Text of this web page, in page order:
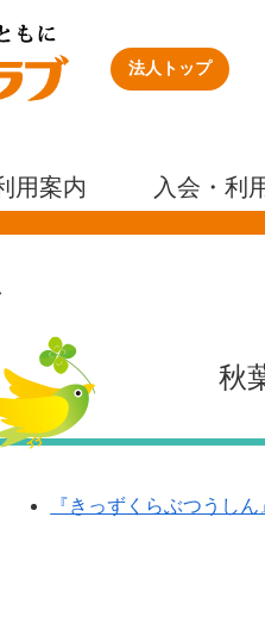
法人トップ
用案内 入会・利
秋
『きっずくらぶつうし